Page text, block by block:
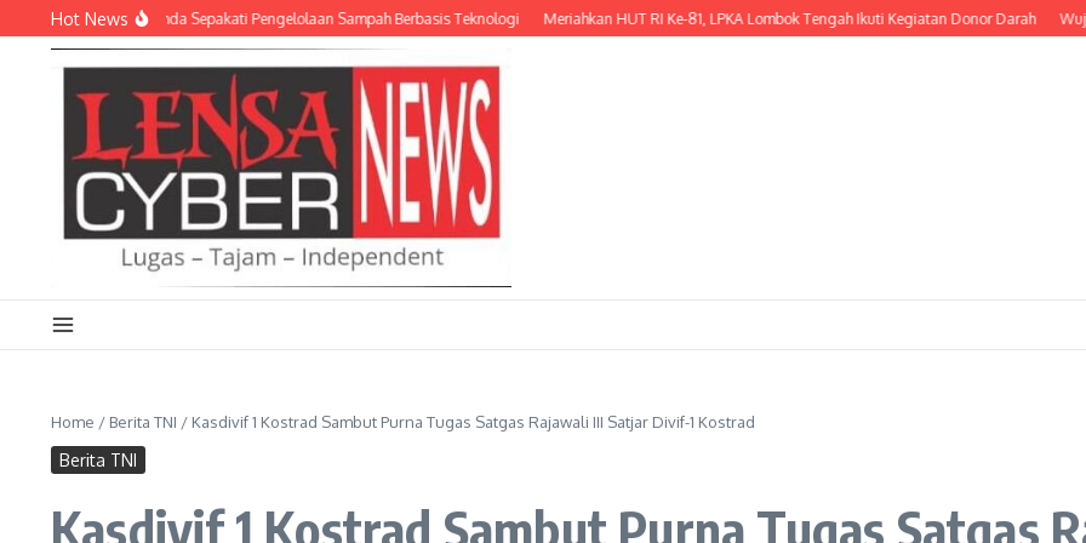
Lewati ke konten
Hot News
AD dan Empat Pemda Sepakati Pengelolaan Sampah Berbasis Teknologi Meriahkan HUT RI Ke-81, LPKA Lombok Tengah Ikuti Kegiatan Donor Darah Wujud
Home / Berita TNI / Kasdivif 1 Kostrad Sambut Purna Tugas Satgas Rajawali III Satjar Divif-1 Kostrad
Berita TNI
Kasdivif 1 Kostrad Sambut Purna Tugas Satgas